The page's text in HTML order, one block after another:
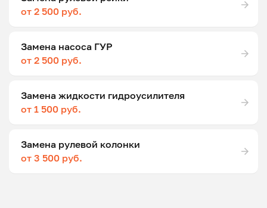
от 2 500 руб.
Замена насоса ГУР
от 2 500 руб.
Замена жидкости гидроусилителя
от 1 500 руб.
Замена рулевой колонки
от 3 500 руб.